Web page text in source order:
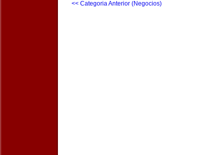
<< Categoria Anterior (Negocios)